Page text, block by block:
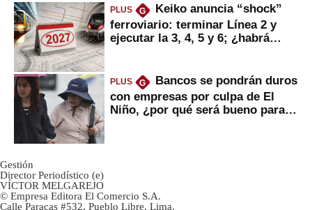
PLUS G
Keiko anuncia “shock”
ferroviario: terminar Línea 2 y
ejecutar la 3, 4, 5 y 6; ¿habrá
PLUS G
Bancos se pondrán duros
con empresas por culpa de El
Niño, ¿por qué será bueno para
Gestión
Director Periodístico (e)
VÍCTOR MELGAREJO
© Empresa Editora El Comercio S.A.
Calle Paracas #532, Pueblo Libre, Lima.